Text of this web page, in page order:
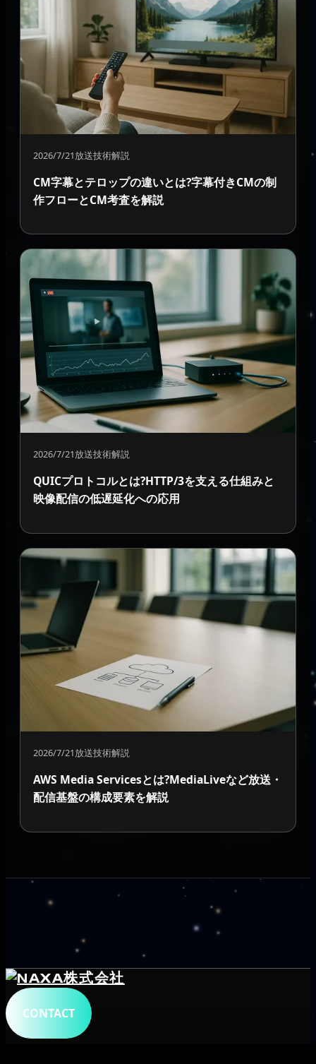
2026/7/21放送技術解説
CM字幕とテロップの違いとは?字幕付きCMの制
作フローとCM考査を解説
2026/7/21放送技術解説
QUICプロトコルとは?HTTP/3を支える仕組みと
映像配信の低遅延化への応用
2026/7/21放送技術解説
AWS Media Servicesとは?MediaLiveなど放送・
配信基盤の構成要素を解説
CONTACT